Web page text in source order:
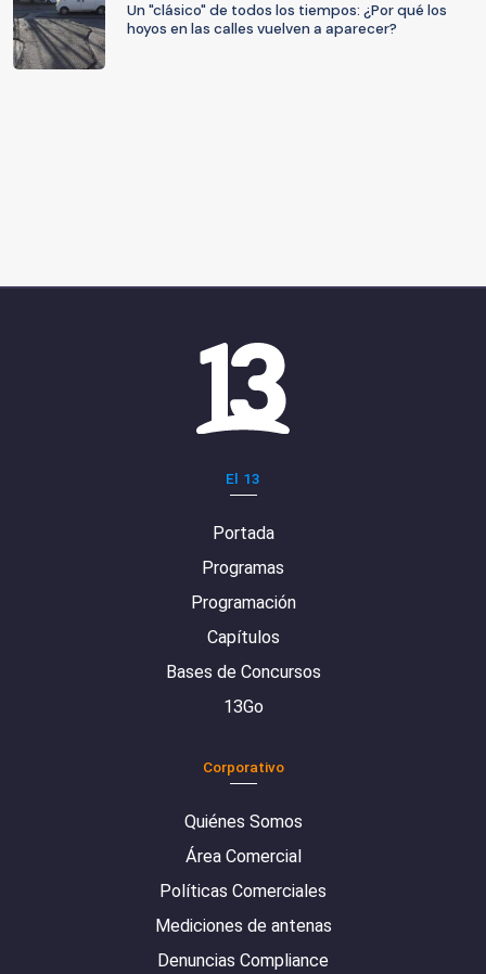
Un "clásico" de todos los tiempos: ¿Por qué los
hoyos en las calles vuelven a aparecer?
El 13
Portada
Programas
Programación
Capítulos
Bases de Concursos
13Go
Corporativo
Quiénes Somos
Área Comercial
Políticas Comerciales
Mediciones de antenas
Denuncias Compliance